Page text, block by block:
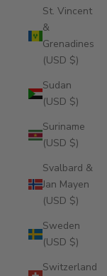
St. Vincent
&
Grenadines
(USD $)
Sudan
(USD $)
Suriname
(USD $)
Svalbard &
Jan Mayen
(USD $)
Sweden
(USD $)
Switzerland